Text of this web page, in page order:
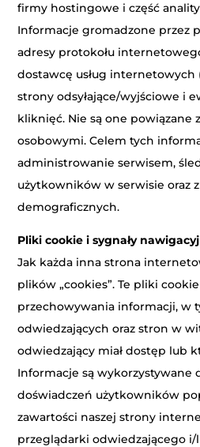
firmy hostingowe i część
Informacje gromadzone przez
adresy protokołu
dostawcę usług internetowych
strony odsyłające/wyjściowe i
kliknięć. Nie są one powiązane
osobowymi. Celem tych
administrowanie serwisem,
użytkowników w serwisie oraz
demograficznych.
Pliki cookie i sygnały
Jak każda inna strona
plików „cookies”. Te pliki cookie
przechowywania informacji, w
odwiedzających oraz stron w
odwiedzający miał dostęp lub
Informacje są wykorzystywane
doświadczeń użytkowników
zawartości naszej strony
przeglądarki odwiedzającego